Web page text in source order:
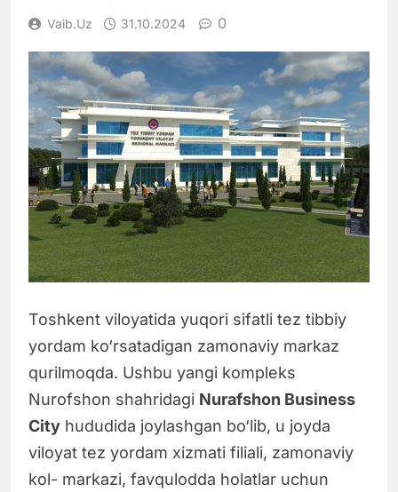
Vaib.uz 31.10.2024 0
Toshkent viloyatida yuqori sifatli tez tibbiy
yordam ko‘rsatadigan zamonaviy markaz
qurilmoqda. Ushbu yangi kompleks
Nurofshon shahridagi Nurafshon Business
City hududida joylashgan bo‘lib, u joyda
viloyat tez yordam xizmati filiali, zamonaviy
kol- markazi, favqulodda holatlar uchun